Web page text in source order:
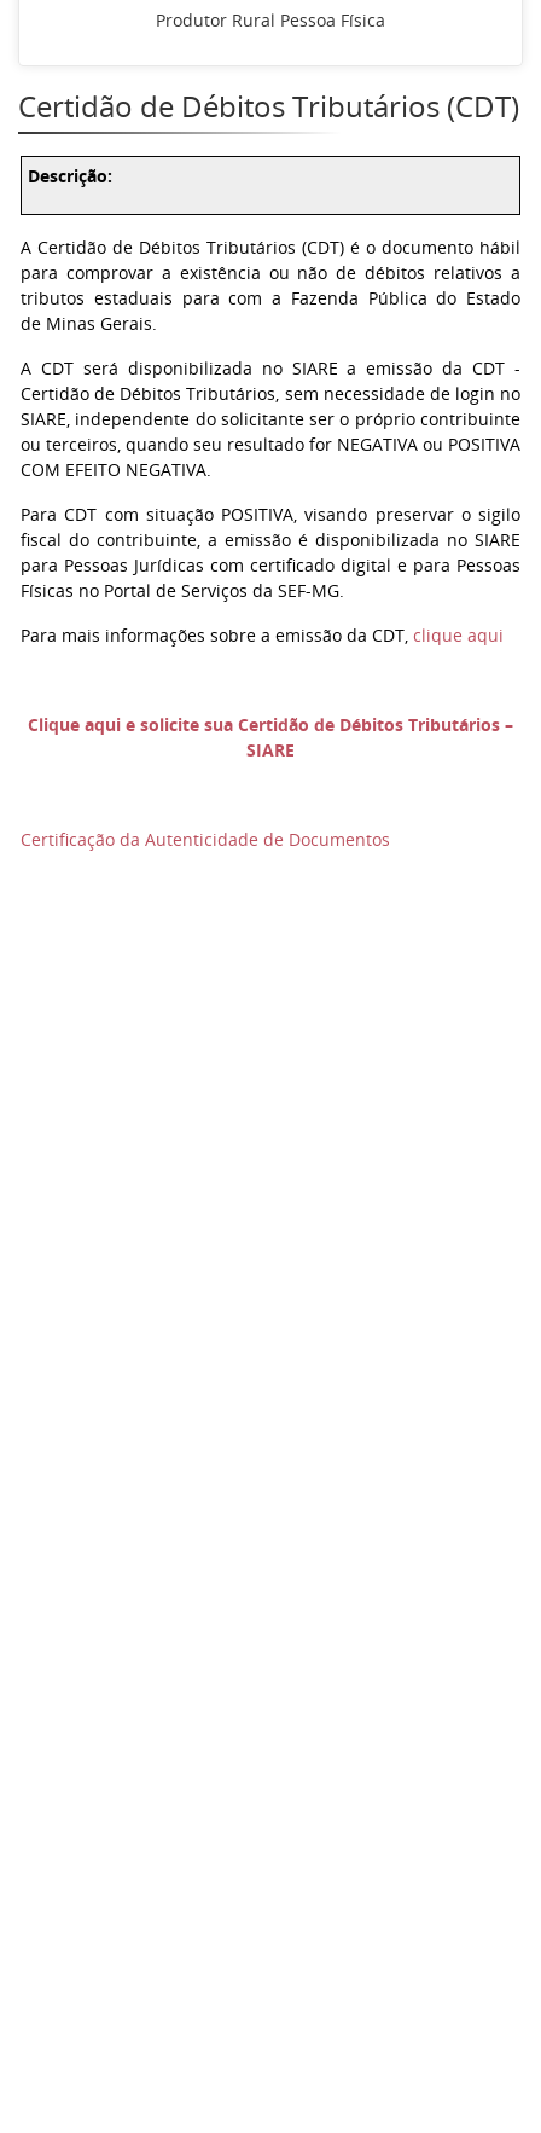
Produtor Rural Pessoa Física
Certidão de Débitos Tributários (CDT)
Descrição:
A Certidão de Débitos Tributários (CDT) é o documento hábil
para comprovar a existência ou não de débitos relativos a
tributos estaduais para com a Fazenda Pública do Estado
de Minas Gerais.
A CDT será disponibilizada no SIARE a emissão da CDT -
Certidão de Débitos Tributários, sem necessidade de login no
SIARE, independente do solicitante ser o próprio contribuinte
ou terceiros, quando seu resultado for NEGATIVA ou POSITIVA
COM EFEITO NEGATIVA.
Para CDT com situação POSITIVA, visando preservar o sigilo
fiscal do contribuinte, a emissão é disponibilizada no SIARE
para Pessoas Jurídicas com certificado digital e para Pessoas
Físicas no Portal de Serviços da SEF-MG.
Para mais informações sobre a emissão da CDT, clique aqui
Clique aqui e solicite sua Certidão de Débitos Tributários –
SIARE
Certificação da Autenticidade de Documentos